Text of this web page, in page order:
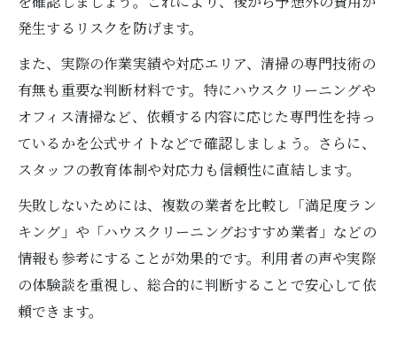
発生するリスクを防げます。
また、実際の作業実績や対応エリア、清掃の専門技術の
有無も重要な判断材料です。特にハウスクリーニングや
オフィス清掃など、依頼する内容に応じた専門性を持っ
ているかを公式サイトなどで確認しましょう。さらに、
スタッフの教育体制や対応力も信頼性に直結します。
失敗しないためには、複数の業者を比較し「満足度ラン
キング」や「ハウスクリーニングおすすめ業者」などの
情報も参考にすることが効果的です。利用者の声や実際
の体験談を重視し、総合的に判断することで安心して依
頼できます。